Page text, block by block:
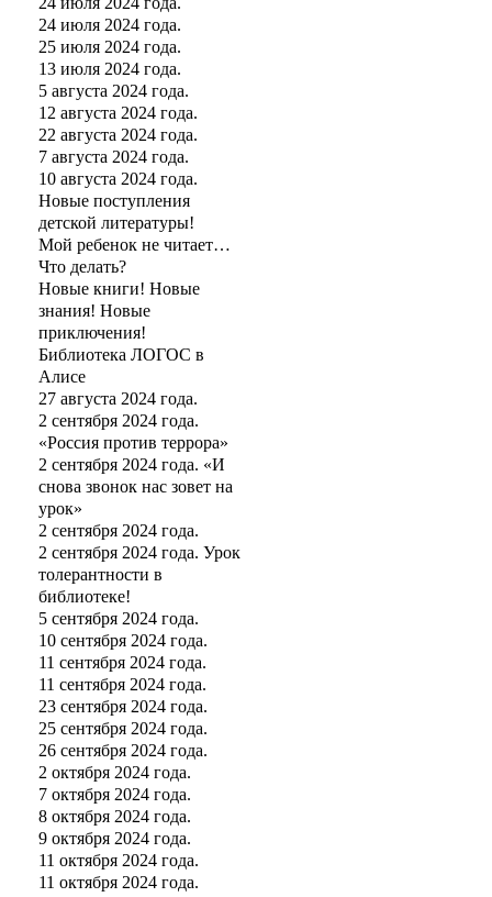
24 июля 2024 года.
25 июля 2024 года.
13 июля 2024 года.
5 августа 2024 года.
12 августа 2024 года.
22 августа 2024 года.
7 августа 2024 года.
10 августа 2024 года.
Новые поступления
детской литературы!
Мой ребенок не читает…
Что делать?
Новые книги! Новые
знания! Новые
приключения!
Библиотека ЛОГОС в
Алисе
27 августа 2024 года.
2 сентября 2024 года.
«Россия против террора»
2 сентября 2024 года. «И
снова звонок нас зовет на
урок»
2 сентября 2024 года.
2 сентября 2024 года. Урок
толерантности в
библиотеке!
5 сентября 2024 года.
10 сентября 2024 года.
11 сентября 2024 года.
11 сентября 2024 года.
23 сентября 2024 года.
25 сентября 2024 года.
26 сентября 2024 года.
2 октября 2024 года.
7 октября 2024 года.
8 октября 2024 года.
9 октября 2024 года.
11 октября 2024 года.
11 октября 2024 года.